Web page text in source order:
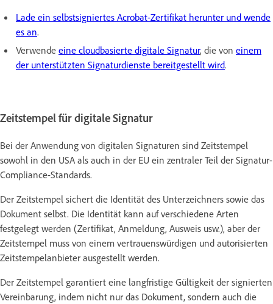
Lade ein selbstsigniertes Acrobat-Zertifikat herunter und wende
es an.
Verwende eine cloudbasierte digitale Signatur, die von einem
der unterstützten Signaturdienste bereitgestellt wird.
Zeitstempel für digitale Signatur
Bei der Anwendung von digitalen Signaturen sind Zeitstempel
sowohl in den USA als auch in der EU ein zentraler Teil der Signatur-
Compliance-Standards.
Der Zeitstempel sichert die Identität des Unterzeichners sowie das
Dokument selbst. Die Identität kann auf verschiedene Arten
festgelegt werden (Zertifikat, Anmeldung, Ausweis usw.), aber der
Zeitstempel muss von einem vertrauenswürdigen und autorisierten
Zeitstempelanbieter ausgestellt werden.
Der Zeitstempel garantiert eine langfristige Gültigkeit der signierten
Vereinbarung, indem nicht nur das Dokument, sondern auch die